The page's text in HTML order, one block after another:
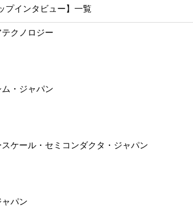
プインタビュー】一覧
テクノロジー
ム・ジャパン
スケール・セミコンダクタ・ジャパン
パン